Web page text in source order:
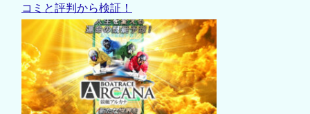
コミと評判から検証！